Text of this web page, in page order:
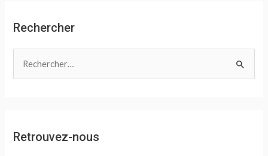
Rechercher
r
Retrouvez-nous